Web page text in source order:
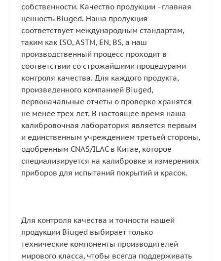
собственности. Качество продукции - главная
ценность Biuged. Наша продукция
соответствует международным стандартам,
таким как ISO, ASTM, EN, BS, а наш
производственный процесс проходит в
соответствии со строжайшими процедурами
контроля качества. Для каждого продукта,
произведенного компанией Biuged,
первоначальные отчеты о проверке хранятся
не менее трех лет. В настоящее время наша
калибровочная лаборатория является первым
и единственным учреждением третьей стороны,
одобренным CNAS/ILAC в Китае, которое
специализируется на калибровке и измерениях
приборов для испытаний покрытий и красок.
Для контроля качества и точности нашей
продукции Biuged выбирает только
технические компоненты производителей
мирового класса, чтобы всегда поддерживать